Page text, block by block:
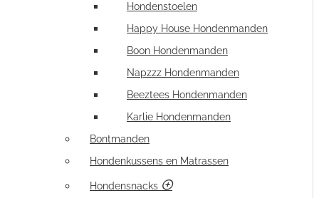
Hondenstoelen
Happy House Hondenmanden
Boon Hondenmanden
Napzzz Hondenmanden
Beeztees Hondenmanden
Karlie Hondenmanden
Bontmanden
Hondenkussens en Matrassen
Hondensnacks